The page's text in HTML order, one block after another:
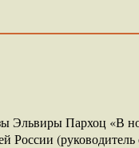
Эльвиры Пархоц «В
России (руководитель